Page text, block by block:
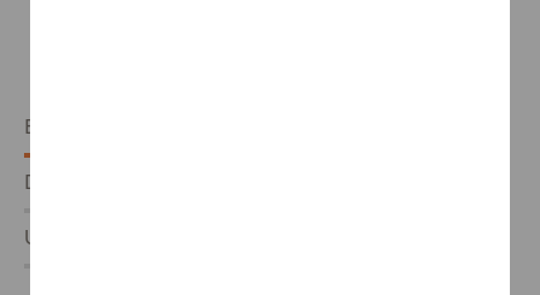
ESPECIFICAÇÕES
DETALHES DO PRODUTO
USO E APLICAÇÕES